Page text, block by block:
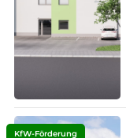
KfW-Förderung